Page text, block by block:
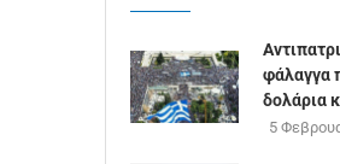
φάλαγγα
δολάρια
5